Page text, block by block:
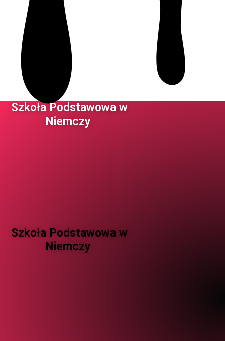
Szkoła Podstawowa w
Niemczy ​
Szkoła Podstawowa w
Niemczy ​